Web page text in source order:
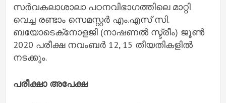
സര്‍വകലാശാലാ പഠനവിഭാഗത്തിലെ മാറ്റി
വെച്ച രണ്ടാം സെമസ്റ്റര്‍ എം.എസ് സി.
ബയോടെക്‌നോളജി (നാഷണല്‍ സ്ട്രീം) ജൂണ്‍
2020 പരീക്ഷ നവംബര്‍ 12, 15 തീയതികളില്‍
നടക്കും.
പരീക്ഷാ അപേക്ഷ